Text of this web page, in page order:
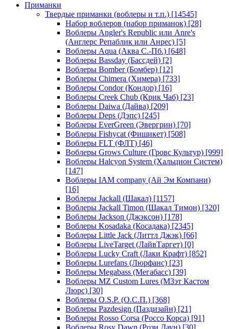
Приманки
Твердые приманки (воблеры и т.п.) [14545]
Набор воблеров (набор приманок) [28]
Воблеры Angler's Republic или Anre's
(Англерс Репаблик или Анрес) [5]
Воблеры Aqua (Аква С.-Пб.) [648]
Воблеры Bassday (Бассдей) [2]
Воблеры Bomber (Бомбер) [12]
Воблеры Chimera (Химера) [733]
Воблеры Condor (Кондор) [16]
Воблеры Creek Chub (Крик Чаб) [23]
Воблеры Daiwa (Дайва) [209]
Воблеры Deps (Дэпс) [245]
Воблеры EverGreen (Эвергрин) [70]
Воблеры Fishycat (Фишикет) [508]
Воблеры FLT (ФЛТ) [46]
Воблеры Grows Culture (Гровс Культур) [999]
Воблеры Halcyon System (Хальцион Систем)
[147]
Воблеры IAM company (Ай Эм Компани)
[16]
Воблеры Jackall (Шакал) [1157]
Воблеры Jackall Timon (Шакал Тимон) [320]
Воблеры Jackson (Джэксон) [178]
Воблеры Kosadaka (Косадака) [2345]
Воблеры Little Jack (Литтл Джэк) [66]
Воблеры LiveTarget (ЛайвТаргет) [0]
Воблеры Lucky Craft (Лаки Крафт) [852]
Воблеры Lurefans (Люрфанс) [23]
Воблеры Megabass (Мегабасс) [39]
Воблеры MZ Custom Lures (МЗэт Кастом
Люрс) [30]
Воблеры O.S.P. (О.С.П.) [368]
Воблеры Pazdesign (Паздизайн) [21]
Воблеры Rosso Corsa (Россо Корса) [91]